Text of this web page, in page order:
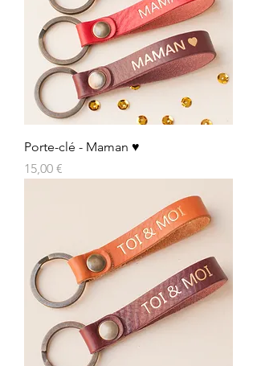
Porte-clé - Maman ♥
Prix
15,00 €